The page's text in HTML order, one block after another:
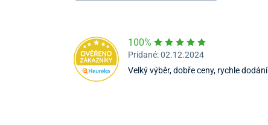
100%
Pridané: 02.12.2024
Velký výběr, dobře ceny, rychle dodání